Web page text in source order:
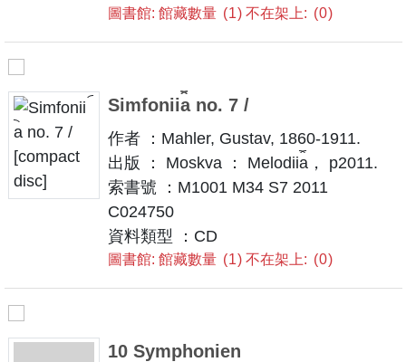
圖書館: 館藏數量 1 不在架上: 0
Simfonii︠a︡ no. 7 /
作者 ：Mahler, Gustav, 1860-1911.
出版 ： Moskva ： Melodii︠a︡， p2011.
索書號 ：M1001 M34 S7 2011
C024750
資料類型 ：CD
圖書館: 館藏數量 1 不在架上: 0
10 Symphonien